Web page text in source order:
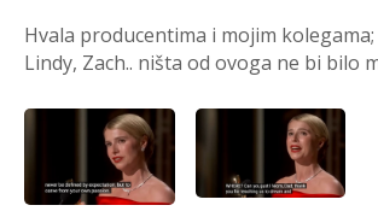
Hvala producentima i mojim kolegama;
Lindy, Zach.. ništa od ovoga ne bi bilo